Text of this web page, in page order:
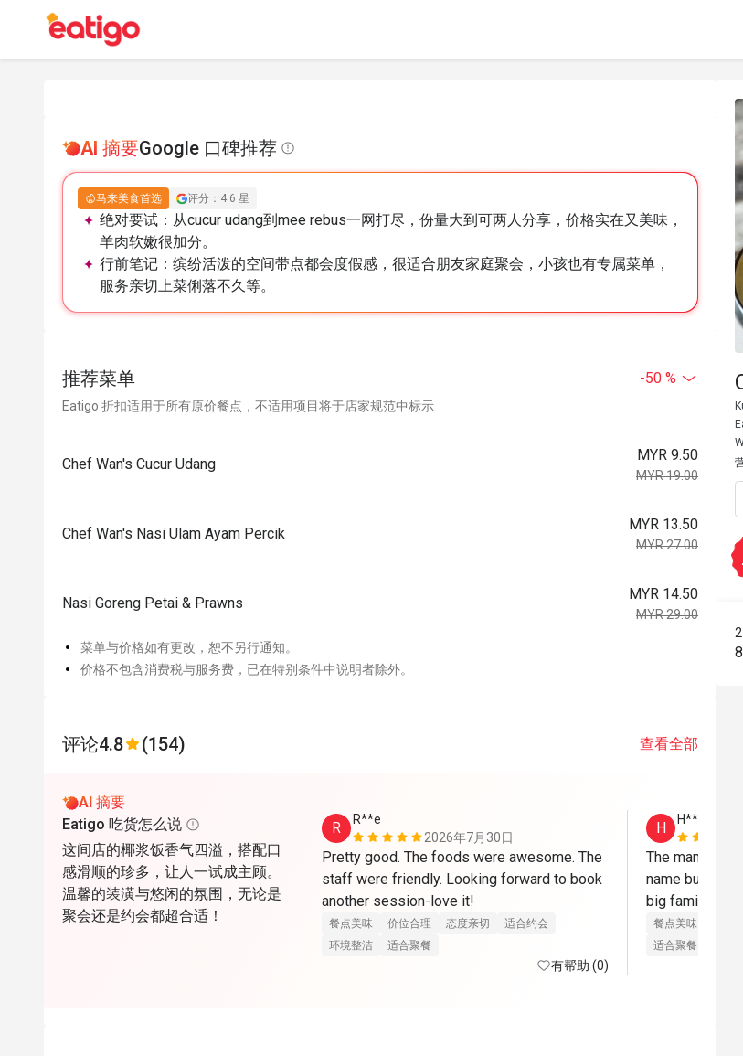
AI 摘要Google 口碑推荐
马来美食首选 评分：4.6 星
绝对要试： 从cucur udang到mee rebus一网打尽，份量大到可两人分享，价格实在又美味，
羊肉软嫩很加分。
行前笔记： 缤纷活泼的空间带点都会度假感，很适合朋友家庭聚会，小孩也有专属菜单，
服务亲切上菜俐落不久等。
推荐菜单 -50 %
Eatigo 折扣适用于所有原价餐点，不适用项目将于店家规范中标示
Chef Wan's Cucur Udang
MYR 9.50
MYR 19.00
Chef Wan's Nasi Ulam Ayam Percik
MYR 13.50
MYR 27.00
Nasi Goreng Petai & Prawns
MYR 14.50
MYR 29.00
菜单与价格如有更改，恕不另行通知。
价格不包含消费税与服务费，已在特别条件中说明者除外。
评论4.8 (154) 查看全部
AI 摘要
Eatigo 吃货怎么说
这间店的椰浆饭香气四溢，搭配口
感滑顺的珍多，让人一试成主顾。
温馨的装潢与悠闲的氛围，无论是
聚会还是约会都超合适！
R
R**e
2026年7月30日
Pretty good. The foods were awesome. The
staff were friendly. Looking forward to book
another session-love it!
餐点美味 价位合理 态度亲切
适合约会
环境整洁
适合聚餐
有帮助 (0)
H
H****y
The manager
name but will
餐点美味
适合聚餐